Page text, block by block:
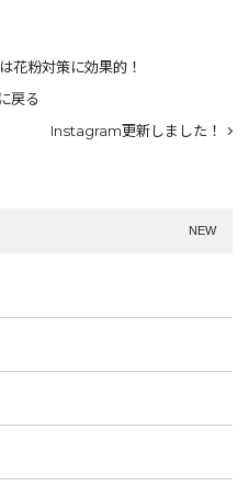
花粉対策に効果的！
戻る
Instagram更新しました！
NEW